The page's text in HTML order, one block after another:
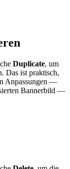
Duplicate, um
Das ist praktisch,
Anpassungen —
Bannerbild —